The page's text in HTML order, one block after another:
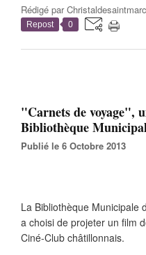
Rédigé parChristaldesaintmarc
Repost 0
"Carnets de voyage",
Bibliothèque
Publié le 6 Octobre 2013
La Bibliothèque Municipale
a choisi de projeter un film
Ciné-Club châtillonnais.